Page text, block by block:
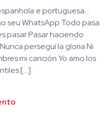
e portuguesa. .
seu WhatsApp Todo pasa
pasar Pasar haciendo
perseguí la gloria Ni
mi canción Yo amo los
[…]